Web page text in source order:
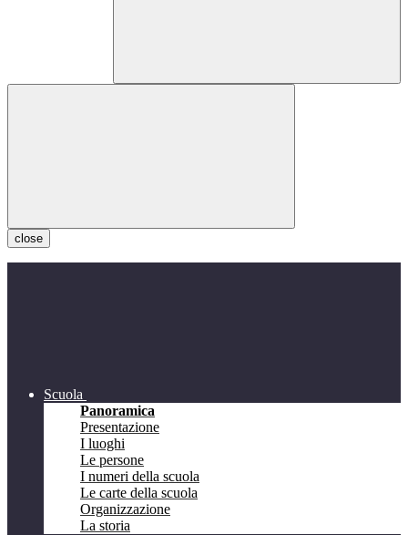
close
Scuola
Panoramica
Presentazione
I luoghi
Le persone
I numeri della scuola
Le carte della scuola
Organizzazione
La storia